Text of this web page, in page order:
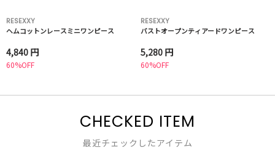
RESEXXY
ヘムコットンレースミニワンピース
4,840 円
60%OFF
RESEXXY
バストオープンティアードワンピース
5,280 円
60%OFF
CHECKED ITEM
最近チェックしたアイテム